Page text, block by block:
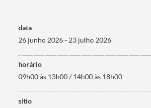
data
26 junho 2026 - 23 julho 2026
horário
09h00 às 13h00 / 14h00 às 18h00
sitio